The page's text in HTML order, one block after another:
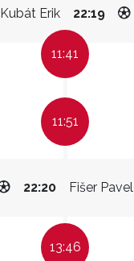
Kubát Erik 22:19
11:41
11:51
Fišer Pavel
22:20
13:46